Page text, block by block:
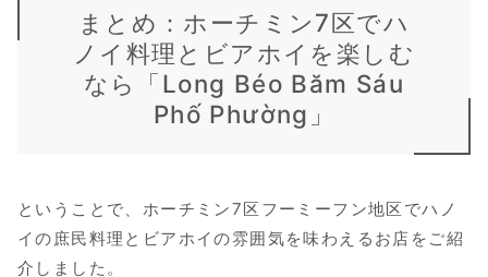
まとめ：ホーチミン7区でハ
ノイ料理とビアホイを楽しむ
なら「Long Béo Băm Sáu
Phố Phường」
ということで、ホーチミン7区フーミーフン地区でハノ
イの庶民料理とビアホイの雰囲気を味わえるお店をご紹
介しました。